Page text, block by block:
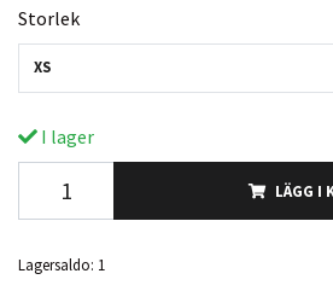
Storlek
XS
I lager
LÄGG I
Lagersaldo: 1